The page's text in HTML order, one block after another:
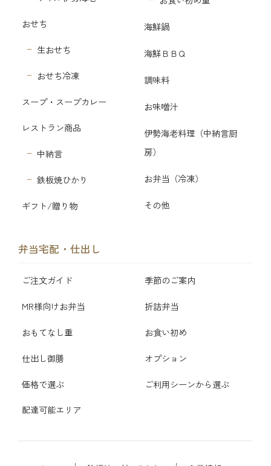
おせち
生おせち
おせち冷凍
スープ・スープカレー
レストラン商品
中納言
鉄板焼ひかり
ギフト/贈り物
海鮮鍋
海鮮ＢＢＱ
調味料
お味噌汁
伊勢海老料理（中納言厨
房）
お弁当（冷凍）
その他
弁当宅配・仕出し
ご注文ガイド 季節のご案内
MR様向けお弁当 折詰弁当
おもてなし重 お食い初め
仕出し御膳 オプション
価格で選ぶ ご利用シーンから選ぶ
配達可能エリア